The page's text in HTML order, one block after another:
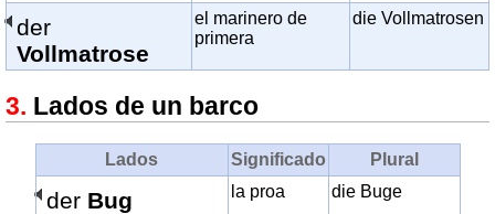
der
Vollmatrose
el marinero de
primera
die Vollmatrosen
Lados de un barco
Lados Significado Plural
der Bug la proa die Buge